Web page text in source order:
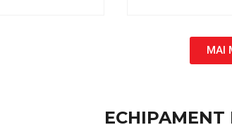
MAI
ECHIPAMENT